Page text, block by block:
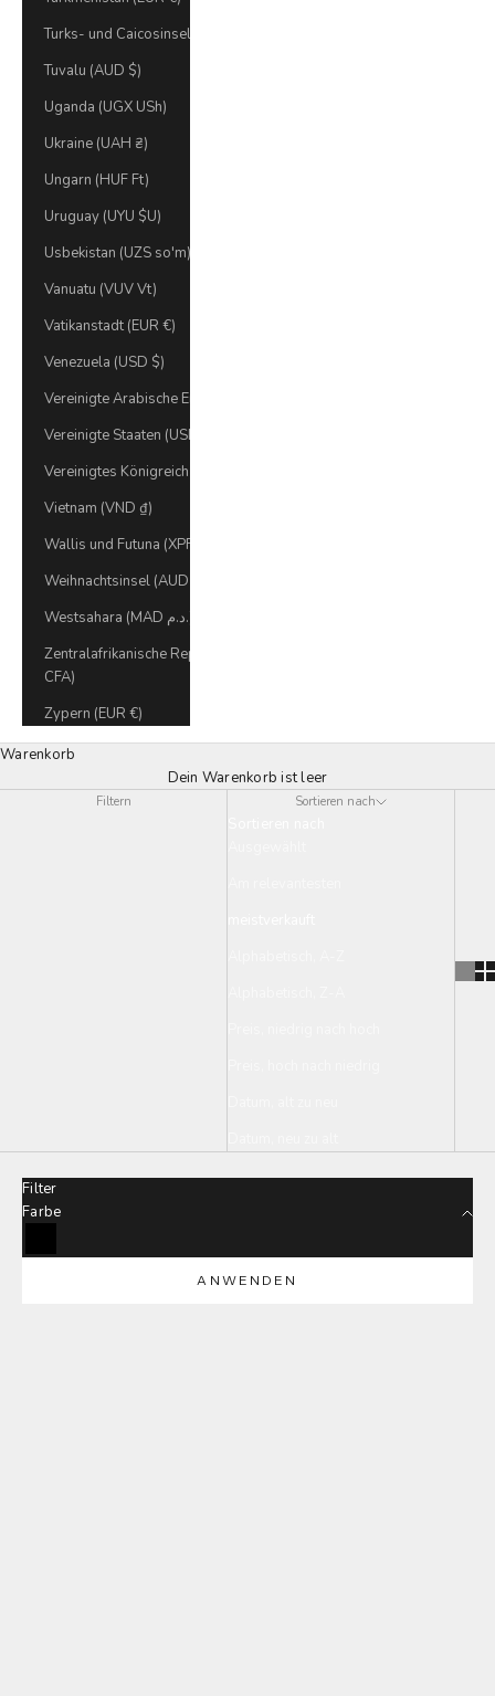
Turks- und Caicosinseln (USD $)
Tuvalu (AUD $)
Uganda (UGX USh)
Ukraine (UAH ₴)
Ungarn (HUF Ft)
Uruguay (UYU $U)
Usbekistan (UZS so'm)
Vanuatu (VUV Vt)
Vatikanstadt (EUR €)
Venezuela (USD $)
Vereinigte Staaten (USD $)
Vereinigtes Königreich (GBP £)
Vietnam (VND ₫)
Wallis und Futuna (XPF Fr)
Weihnachtsinsel (AUD $)
Westsahara (MAD د.م.)
Zentralafrikanische Republik (XAF
CFA)
Zypern (EUR €)
Warenkorb
Dein Warenkorb ist leer
Filtern Sortieren nach
Filter
Farbe
ANWENDEN